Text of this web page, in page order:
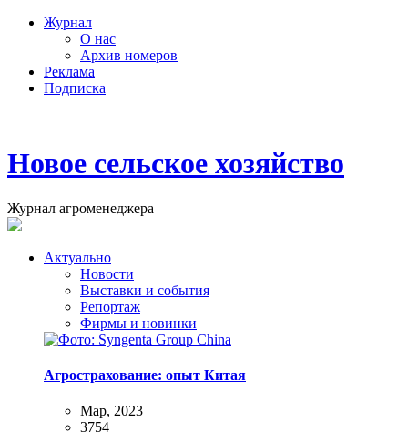
Журнал
О нас
Архив номеров
Реклама
Подписка
Новое сельское хозяйство
Журнал агроменеджера
Актуально
Новости
Выставки и события
Репортаж
Фирмы и новинки
Агрострахование: опыт Китая
Мар, 2023
3754